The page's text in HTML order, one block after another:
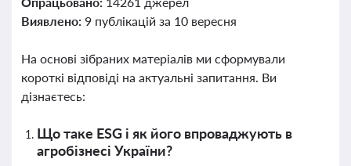
Виявлено: 9 публікацій за 10 вересня
На основі зібраних матеріалів ми сформували
короткі відповіді на актуальні запитання. Ви
дізнаєтесь:
Що таке ESG і як його впроваджують в
агробізнесі України?